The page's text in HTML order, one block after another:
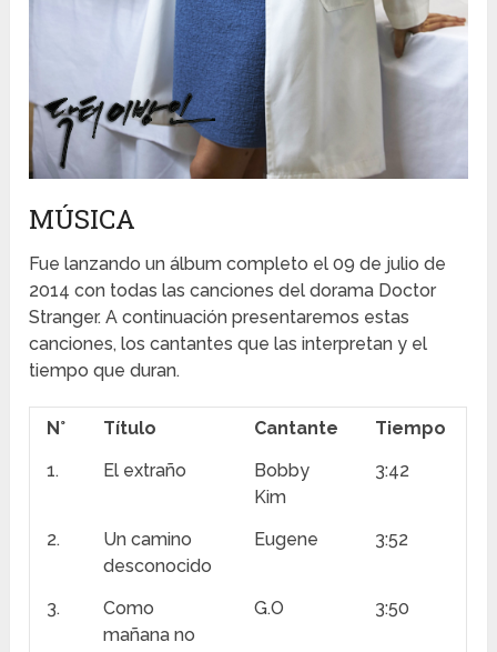
MÚSICA
Fue lanzando un álbum completo el 09 de julio de
2014 con todas las canciones del dorama Doctor
Stranger. A continuación presentaremos estas
canciones, los cantantes que las interpretan y el
tiempo que duran.
N° Título Cantante
Tiempo
1.
El extraño
Bobby
Kim
3:42
2.
Un camino
desconocido
Eugene 3:52
3.
Como
mañana no
G.O 3:50